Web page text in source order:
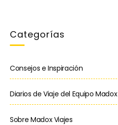
Categorías
Consejos e Inspiración
Diarios de Viaje del Equipo Madox
Sobre Madox Viajes